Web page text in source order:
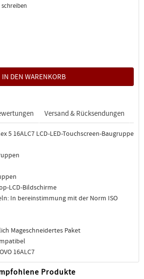
schreiben
Versand & Rücksendungen
5 16ALC7 LCD-LED-Touchscreen-Baugruppe
LCD-Bildschirme
In bereinstimmung mit der Norm ISO
Mageschneidertes Paket
16ALC7
Produkte